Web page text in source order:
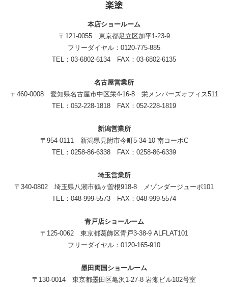
楽塗
本店ショールーム
〒121-0055 東京都足立区加平1-23-9
フリーダイヤル：0120-775-885
TEL：03-6802-6134 FAX：03-6802-6135
名古屋営業所
〒460-0008 愛知県名古屋市中区栄4-16-8 栄メンバーズオフィス511
TEL：052-228-1818 FAX：052-228-1819
新潟営業所
〒954-0111 新潟県見附市今町5-34-10 南コーポC
TEL：0258-86-6338 FAX：0258-86-6339
埼玉営業所
〒340-0802 埼玉県八潮市鶴ヶ曽根918-8 メゾンダージューボ101
TEL：048-999-5573 FAX：048-999-5574
青戸店ショールーム
〒125-0062 東京都葛飾区青戸3-38-9 ALFLAT101
フリーダイヤル：0120-165-910
墨田両国ショールーム
〒130-0014 東京都墨田区亀沢1-27-8 岩瀬ビル102号室